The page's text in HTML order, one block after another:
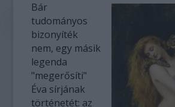
Bár
tudományos
bizonyíték
nem, egy másik
legenda
"megerősíti"
Éva sírjának
történetét: az